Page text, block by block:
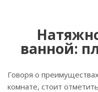
ванной:
Говоря о
комнате, стоит